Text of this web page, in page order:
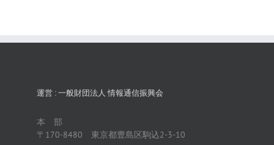
運営 : 一般財団法人 情報通信振興会
本 部
〒170-8480 東京都豊島区駒込2-3-10